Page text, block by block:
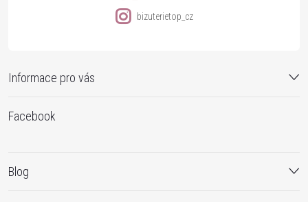
Informace pro vás
bizuterietop_cz
Facebook
Blog